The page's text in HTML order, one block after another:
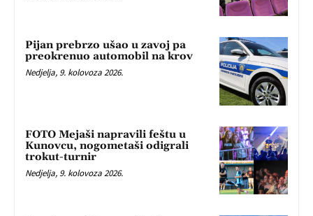
Pijan prebrzo ušao u zavoj pa
preokrenuo automobil na krov
Nedjelja, 9. kolovoza 2026.
FOTO Mejaši napravili feštu u
Kunovcu, nogometaši odigrali
trokut-turnir
Nedjelja, 9. kolovoza 2026.